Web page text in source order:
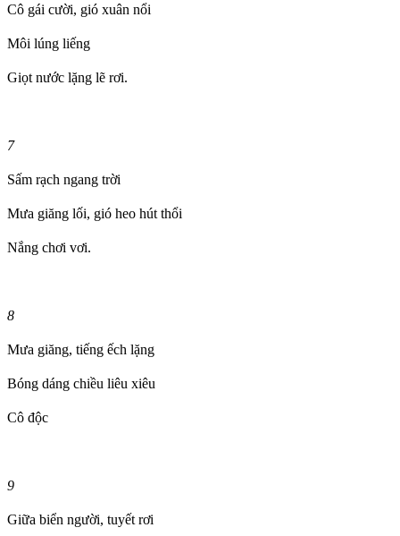
Cô gái cười, gió xuân nổi
Môi lúng liếng
Giọt nước lặng lẽ rơi.
7
Sấm rạch ngang trời
Mưa giăng lối, gió heo hút thổi
Nắng chơi vơi.
8
Mưa giăng, tiếng ếch lặng
Bóng dáng chiều liêu xiêu
Cô độc
9
Giữa biển người, tuyết rơi